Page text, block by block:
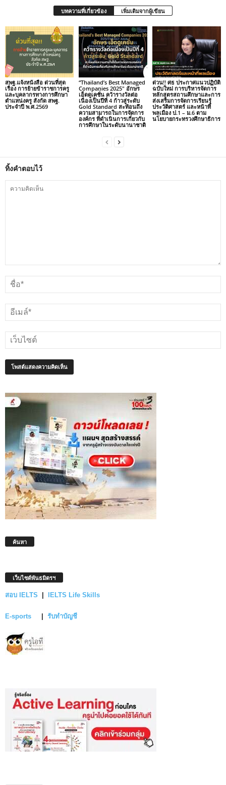
บทความที่เกี่ยวข้อง เพิ่มเติมจากผู้เขียน
สพฐ.แจ้งหนังสือ ด่วนที่สุด
เรื่อง การย้ายข้าราชการครู
และบุคลากรทางการศึกษา
ตำแหน่งครู สังกัด สพฐ.
ประจำปี พ.ศ.2569
“Thailand’s Best Managed
Companies 2025″ อักษร
เอ็ดดูเคชั่น คว้ารางวัลต่อ
เนื่องเป็นปีที่ 4 ก้าวสู่ระดับ
Gold Standard สะท้อนถึง
ความสามารถในการจัดการ
องค์กร ที่ดำเนินการเกี่ยวกับ
การศึกษาในระดับนานาชาติ
ด่วน!! ศธ ประกาศแนวปฏิบัติ
ฉบับใหม่ การบริหารจัดการ
หลักสูตรสถานศึกษาและการ
ส่งเสริมการจัดการเรียนรู้
ประวัติศาสตร์ และหน้าที่
พลเมือง ป.1 – ม.6 ตาม
นโยบายกระทรวงศึกษาธิการ
ทิ้งคำตอบไว้
ค้นหา
เว็บไซต์พันธมิตรฯ
สอบ IELTS IELTS Life Skills
E-sports รับทำบัญชี